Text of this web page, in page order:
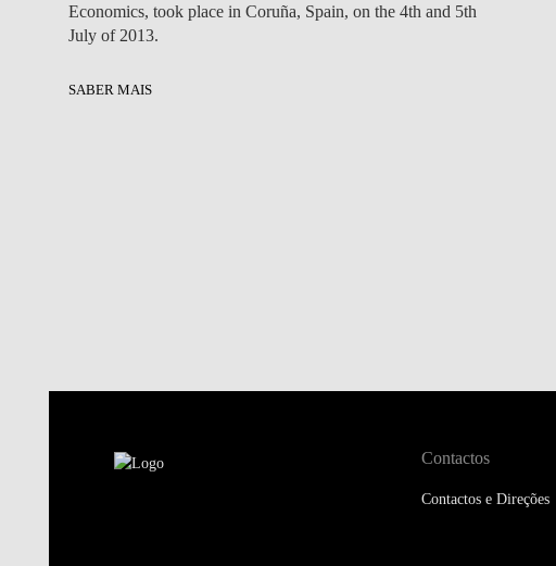
Economics, took place in Coruña, Spain, on the 4th and 5th
July of 2013.
SABER MAIS
Contactos
Contactos e Direções